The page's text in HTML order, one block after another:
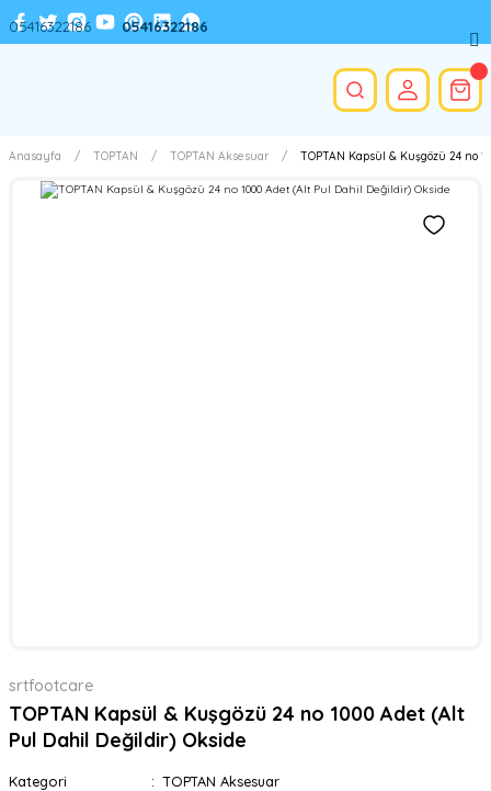
Anasayfa TOPTAN TOPTAN Aksesuar TOPTAN Kapsül & Kuşgözü 24 no
srtfootcare
TOPTAN Kapsül & Kuşgözü 24 no 1000 Adet (Alt
Pul Dahil Değildir) Okside
Kategori
TOPTAN Aksesuar
05416322186 05416322186